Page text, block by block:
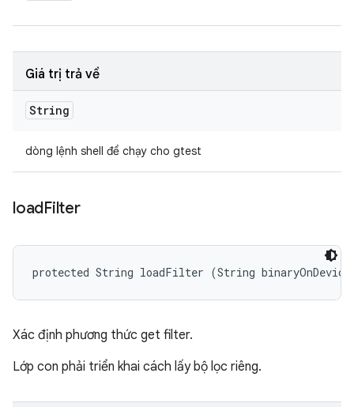
Giá trị trả về
String
dòng lệnh shell để chạy cho gtest
loadFilter
protected String loadFilter (String
Xác định phương thức get filter.
Lớp con phải triển khai cách lấy bộ lọc riêng.